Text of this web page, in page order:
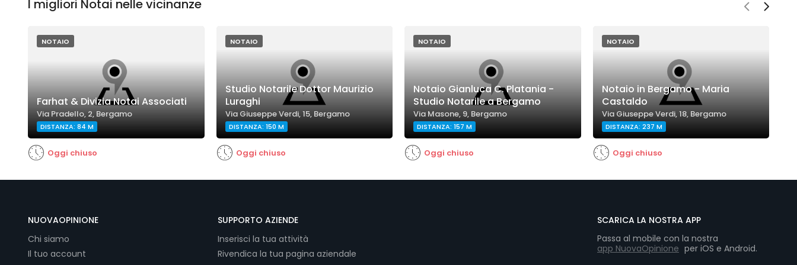
I migliori Notai nelle vicinanze
NOTAIO
Farhat & Divizia Notai Associati
Via Pradello, 2, Bergamo
DISTANZA: 84 M
Oggi chiuso
NOTAIO
Studio Notarile Dottor Maurizio
Luraghi
Via Giuseppe Verdi, 15, Bergamo
DISTANZA: 150 M
Oggi chiuso
NOTAIO
Notaio Gianluca C. Platania -
Studio Notarile a Bergamo
Via Masone, 9, Bergamo
DISTANZA: 157 M
Oggi chiuso
NOTAIO
Notaio in Bergamo - Maria
Castaldo
Via Giuseppe Verdi, 18, Bergamo
DISTANZA: 237 M
Oggi chiuso
NUOVAOPINIONE
Chi siamo
Il tuo account
SUPPORTO AZIENDE
Inserisci la tua attività
Rivendica la tua pagina aziendale
SCARICA LA NOSTRA APP
Passa al mobile con la nostra
app NuovaOpinione per iOS e Android.